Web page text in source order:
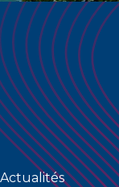
Actualités